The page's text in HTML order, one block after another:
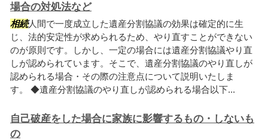
場合の対処法など
相続人間で一度成立した遺産分割協議の効果は確定的に生
じ、法的安定性が求められるため、やり直すことができない
のが原則です。しかし、一定の場合には遺産分割協議やり直
しが認められています。そこで、遺産分割協議のやり直しが
認められる場合・その際の注意点について説明いたしま
す。 ◆遺産分割協議のやり直しが認められる場合以下...
自己破産をした場合に家族に影響するもの・しないも
の